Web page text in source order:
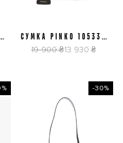
СУМКА PINKO 105334
A0QO Z99Q
19 900 ₴13 930 ₴
-30%